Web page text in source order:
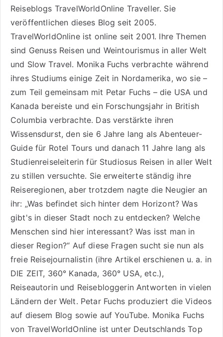
Reiseblogs TravelWorldOnline Traveller. Sie
veröffentlichen dieses Blog seit 2005.
TravelWorldOnline ist online seit 2001. Ihre Themen
sind Genuss Reisenund Weintourismusin aller Welt
und Slow Travel. Monika Fuchs verbrachte während
ihres Studiums einige Zeit in Nordamerika, wo sie –
zum Teil gemeinsam mit Petar Fuchs – die USA und
Kanada bereiste und ein Forschungsjahr in British
Columbia verbrachte. Das verstärkte ihren
Wissensdurst, den sie 6 Jahre lang als Abenteuer-
Guide für Rotel Tours und danach 11 Jahre lang als
Studienreiseleiterin für Studiosus Reisen in aller Welt
zu stillen versuchte. Sie erweiterte ständig ihre
Reiseregionen, aber trotzdem nagte die Neugier an
ihr: „Was befindet sich hinter dem Horizont? Was
gibt's in dieser Stadt noch zu entdecken? Welche
Menschen sind hier interessant? Was isst man in
dieser Region?“ Auf diese Fragen sucht sie nun als
freie Reisejournalistin (ihre Artikel erschienen u. a. in
DIE ZEIT, 360° Kanada, 360° USA, etc.),
Reiseautorinund Reisebloggerin Antworten in vielen
Ländern der Welt. Petar Fuchs produziert die Videos
auf diesem Blog sowie aufYouTube. Monika Fuchs
von TravelWorldOnline ist unter Deutschlands Top